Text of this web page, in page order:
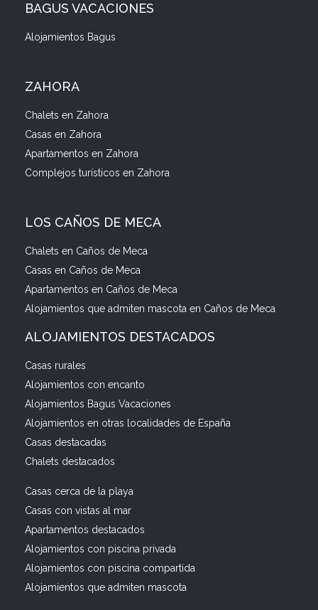
BAGUS VACACIONES
Alojamientos Bagus
ZAHORA
Chalets en Zahora
Casas en Zahora
Apartamentos en Zahora
Complejos turísticos en Zahora
LOS CAÑOS DE MECA
Chalets en Caños de Meca
Casas en Caños de Meca
Apartamentos en Caños de Meca
Alojamientos que admiten mascota en Caños de Meca
ALOJAMIENTOS DESTACADOS
Casas rurales
Alojamientos con encanto
Alojamientos Bagus Vacaciones
Alojamientos en otras localidades de España
Casas destacadas
Chalets destacados
Casas cerca de la playa
Casas con vistas al mar
Apartamentos destacados
Alojamientos con piscina privada
Alojamientos con piscina compartida
Alojamientos que admiten mascota